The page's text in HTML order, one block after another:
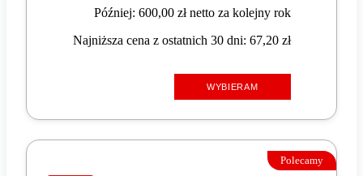
Później: 600,00 zł netto za kolejny rok
Najniższa cena z ostatnich 30 dni: 67,20 zł
WYBIERAM
Polecamy